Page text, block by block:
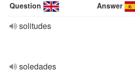
Question Answer
solitudes
soledades